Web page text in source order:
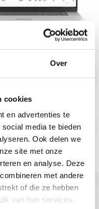
Over
cookies
en advertenties te
media te bieden
Ook delen we
site met onze
en analyse. Deze
met andere
of die ze hebben
van hun services.